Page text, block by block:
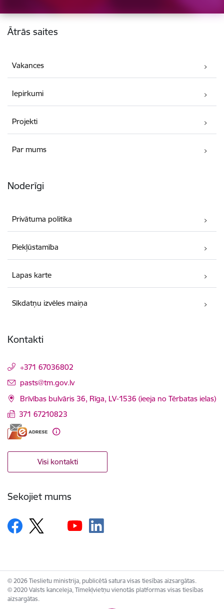
Kājene
Ātrās saites
Vakances
Iepirkumi
Projekti
Par mums
Noderīgi
Privātuma politika
Piekļūstamība
Lapas karte
Sīkdatņu izvēles maiņa
Kontakti
+371 67036802
E-pasts:
pasts@tm.gov.lv
Brīvības bulvāris 36, Rīga, LV-1536 (ieeja no Tērbatas ielas)
371 67210823
Visi kontakti
Sekojiet mums
© 2026 Tieslietu ministrija, publicētā satura visas tiesības aizsargātas.
© 2020 Valsts kanceleja, Tīmekļvietņu vienotās platformas visas tiesības
aizsargātas.